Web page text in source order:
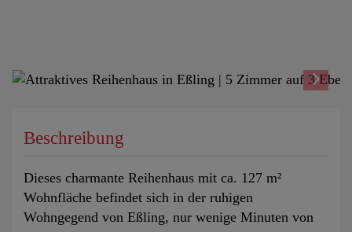
Beschreibung
Dieses charmante Reihenhaus mit ca. 127 m²
Wohnfläche befindet sich in der ruhigen
Wohngegend von Eßling, nur wenige Minuten von